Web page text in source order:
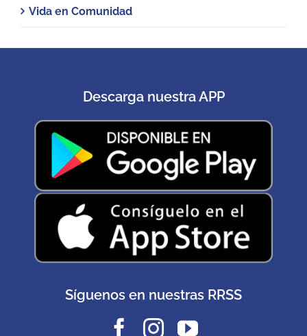
Vida en Comunidad
Descarga nuestra APP
Síguenos en nuestras RRSS